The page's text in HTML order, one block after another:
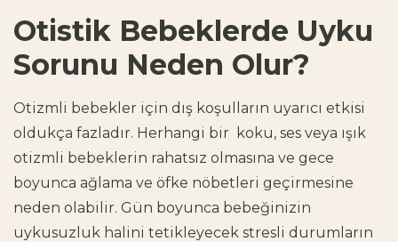
Otistik Bebeklerde Uyku
Sorunu Neden Olur?
Otizmli bebekler için dış koşulların uyarıcı etkisi
oldukça fazladır. Herhangi bir koku, ses veya ışık
otizmli bebeklerin rahatsız olmasına ve gece
boyunca ağlama ve öfke nöbetleri geçirmesine
neden olabilir. Gün boyunca bebeğinizin
uykusuzluk halini tetikleyecek stresli durumların